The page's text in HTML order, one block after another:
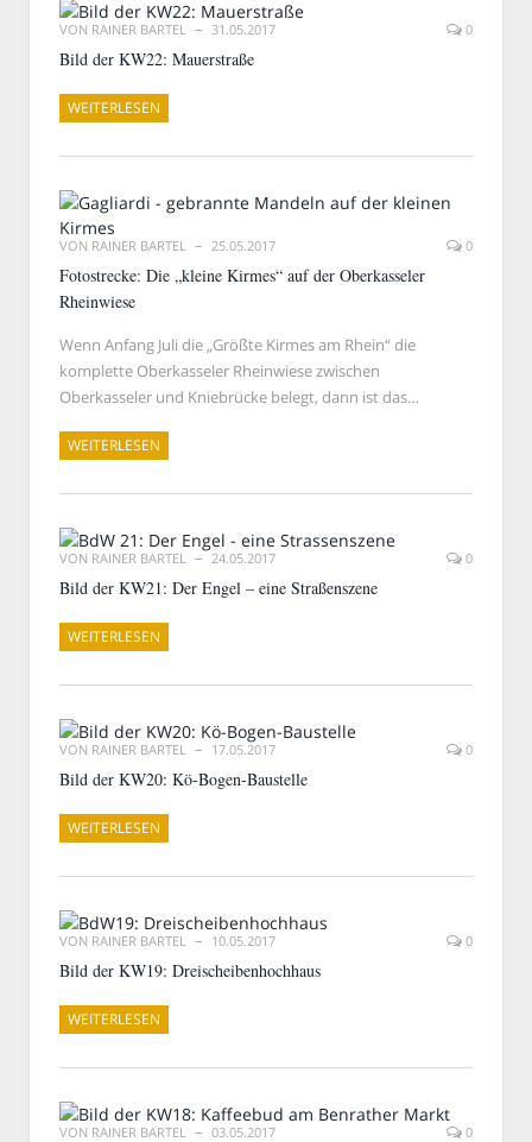
VON RAINER BARTEL 31.05.2017 0
Bild der KW22: Mauerstraße
WEITERLESEN
VON RAINER BARTEL 25.05.2017 0
Fotostrecke: Die „kleine Kirmes“ auf der Oberkasseler
Rheinwiese
Wenn Anfang Juli die „Größte Kirmes am Rhein“ die
komplette Oberkasseler Rheinwiese zwischen
Oberkasseler und Kniebrücke belegt, dann ist das…
WEITERLESEN
VON RAINER BARTEL 24.05.2017 0
Bild der KW21: Der Engel – eine Straßenszene
WEITERLESEN
VON RAINER BARTEL 17.05.2017 0
Bild der KW20: Kö-Bogen-Baustelle
WEITERLESEN
VON RAINER BARTEL 10.05.2017 0
Bild der KW19: Dreischeibenhochhaus
WEITERLESEN
VON RAINER BARTEL 03.05.2017 0